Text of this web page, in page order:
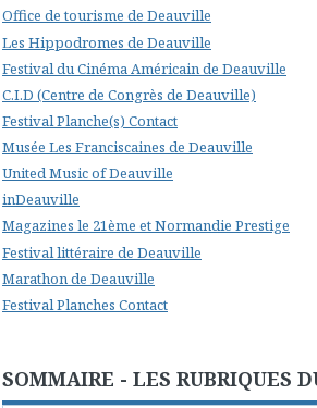
Office de tourisme de Deauville
Les Hippodromes de Deauville
Festival du Cinéma Américain de Deauville
C.I.D (Centre de Congrès de Deauville)
Festival Planche(s) Contact
Musée Les Franciscaines de Deauville
United Music of Deauville
inDeauville
Magazines le 21ème et Normandie Prestige
Festival littéraire de Deauville
Marathon de Deauville
Festival Planches Contact
SOMMAIRE - LES RUBRIQUES